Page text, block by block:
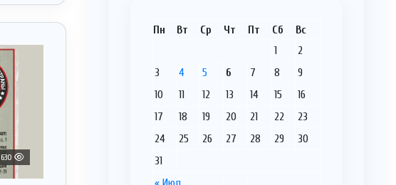
630
Пн Вт Ср Чт Пт Сб Вс
1
2
3
4 5 6 7 8
9
10
11 12 13 14 15
16
17
18 19 20 21 22
23
24
25 26 27 28 29
30
31